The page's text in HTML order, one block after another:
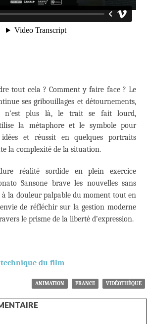
tout cela ? Comment y faire face ? Le
ses gribouillages et détournements,
n’est plus là, le trait se fait lourd,
la métaphore et le symbole pour
idées et réussit en quelques portraits
la complexité de la situation.
réalité sordide en plein exercice
Sansone brave les nouvelles sans
la douleur palpable du moment tout en
de réfléchir sur la gestion moderne
le prisme de la liberté d’expression.
du film
ANIMATION FRANCE VIDÉOTHÈQUE